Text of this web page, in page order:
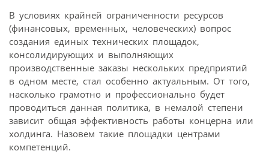
В условиях крайней ограниченности ресурсов
(финансовых, временных, человеческих) вопрос
создания единых технических площадок,
консолидирующих и выполняющих
производственные заказы нескольких предприятий
в одном месте, стал особенно актуальным. От того,
насколько грамотно и профессионально будет
проводиться данная политика, в немалой степени
зависит общая эффективность работы концерна или
холдинга. Назовем такие площадки центрами
компетенций.